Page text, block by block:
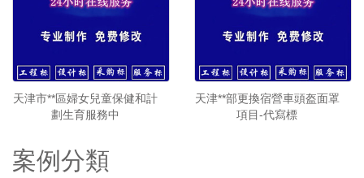
天津市**區婦女兒童保健和計
劃生育服務中
天津**部更換宿營車頭盔面罩
項目-代寫標
案例分類